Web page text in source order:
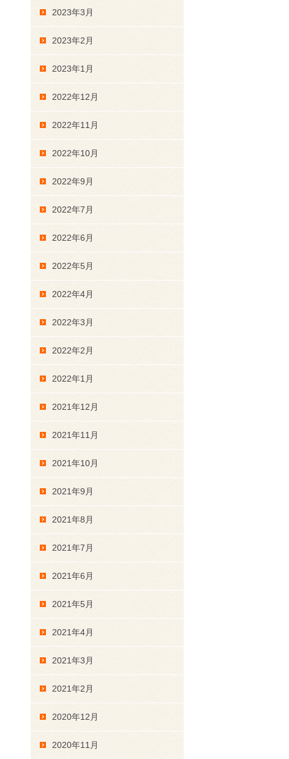
2023年3月
2023年2月
2023年1月
2022年12月
2022年11月
2022年10月
2022年9月
2022年7月
2022年6月
2022年5月
2022年4月
2022年3月
2022年2月
2022年1月
2021年12月
2021年11月
2021年10月
2021年9月
2021年8月
2021年7月
2021年6月
2021年5月
2021年4月
2021年3月
2021年2月
2020年12月
2020年11月